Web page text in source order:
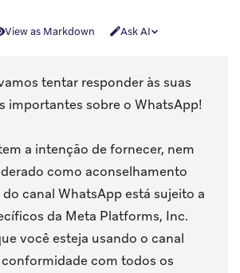
View as Markdown Ask AI
tentar responder às suas
importantes sobre o WhatsApp!
a intenção de fornecer, nem
como aconselhamento
canal WhatsApp está sujeito a
da Meta Platforms, Inc.
você esteja usando o canal
com todos os